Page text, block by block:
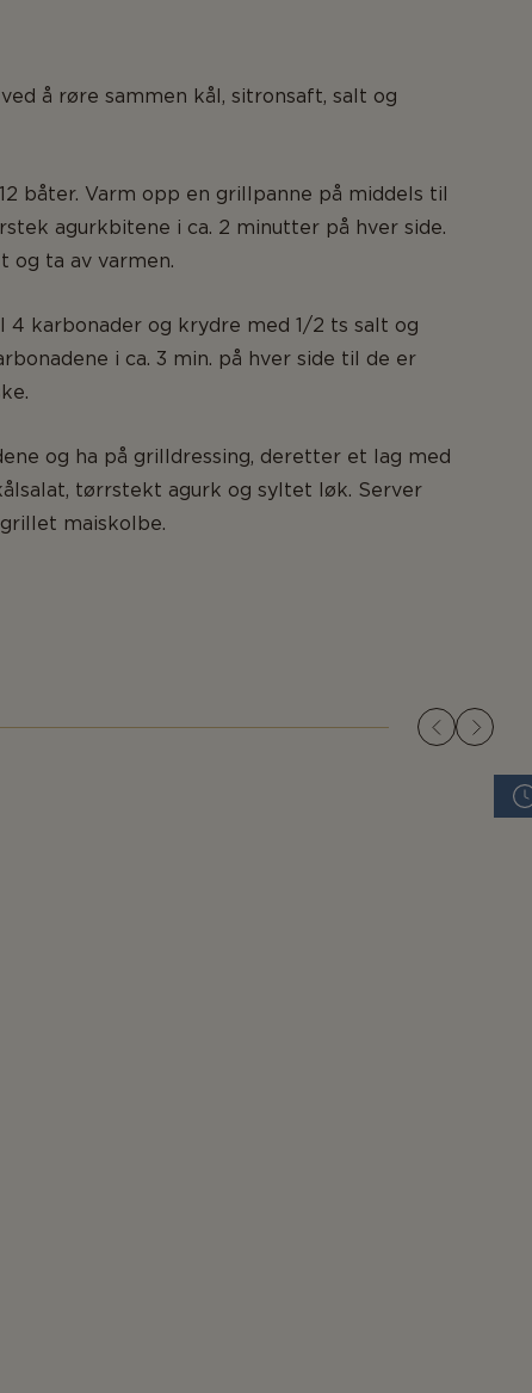
å røre sammen kål, sitronsaft, salt og
båter. Varm opp en grillpanne på middels til
agurkbitene i ca. 2 minutter på hver side.
og ta av varmen.
karbonader og krydre med 1/2 ts salt og
i ca. 3 min. på hver side til de er
og ha på grilldressing, deretter et lag med
tørrstekt agurk og syltet løk. Server
maiskolbe.